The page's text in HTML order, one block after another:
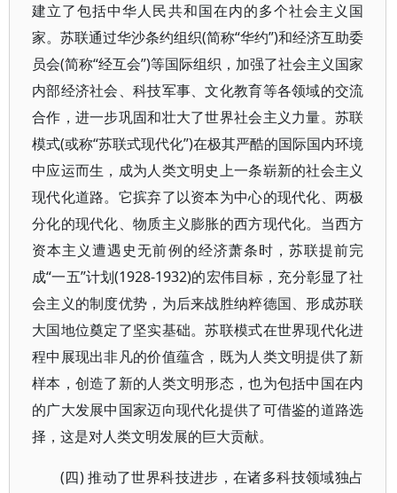
建立了包括中华人民共和国在内的多个社会主义国
家。苏联通过华沙条约组织(简称“华约”)和经济互助委
员会(简称“经互会”)等国际组织，加强了社会主义国家
内部经济社会、科技军事、文化教育等各领域的交流
合作，进一步巩固和壮大了世界社会主义力量。苏联
模式(或称“苏联式现代化”)在极其严酷的国际国内环境
中应运而生，成为人类文明史上一条崭新的社会主义
现代化道路。它摈弃了以资本为中心的现代化、两极
分化的现代化、物质主义膨胀的西方现代化。当西方
资本主义遭遇史无前例的经济萧条时，苏联提前完
成“一五”计划(1928-1932)的宏伟目标，充分彰显了社
会主义的制度优势，为后来战胜纳粹德国、形成苏联
大国地位奠定了坚实基础。苏联模式在世界现代化进
程中展现出非凡的价值蕴含，既为人类文明提供了新
样本，创造了新的人类文明形态，也为包括中国在内
的广大发展中国家迈向现代化提供了可借鉴的道路选
择，这是对人类文明发展的巨大贡献。
(四) 推动了世界科技进步，在诸多科技领域独占